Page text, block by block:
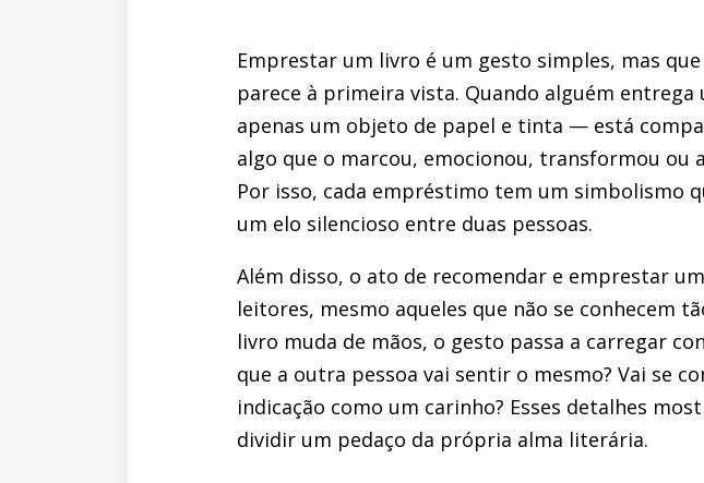
Emprestar um livro é um gesto simples, mas
parece à primeira vista. Quando alguém
apenas um objeto de papel e tinta — está
algo que o marcou, emocionou, transformou
Por isso, cada empréstimo tem um simbolismo
um elo silencioso entre duas pessoas.
Além disso, o ato de recomendar e emprestar
leitores, mesmo aqueles que não se conhecem
livro muda de mãos, o gesto passa a carregar
que a outra pessoa vai sentir o mesmo? Vai se
indicação como um carinho? Esses detalhes
dividir um pedaço da própria alma literária.